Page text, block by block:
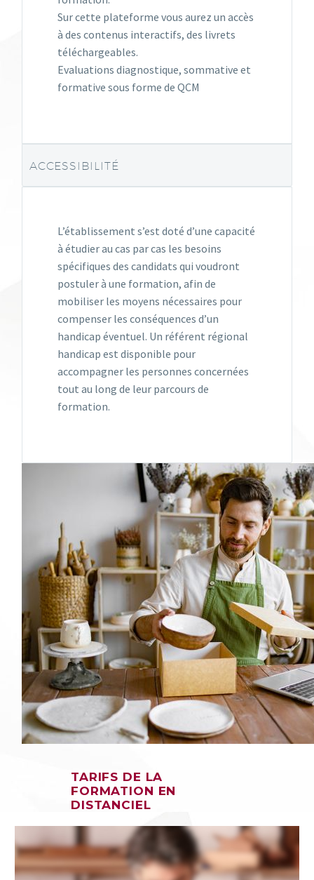
Sur cette plateforme vous aurez un accès
à des contenus interactifs, des livrets
téléchargeables.
Evaluations diagnostique, sommative et
formative sous forme de QCM
ACCESSIBILITÉ
L’établissement s’est doté d’une capacité
à étudier au cas par cas les besoins
spécifiques des candidats qui voudront
postuler à une formation, afin de
mobiliser les moyens nécessaires pour
compenser les conséquences d’un
handicap éventuel. Un référent régional
handicap est disponible pour
accompagner les personnes concernées
tout au long de leur parcours de
formation.
TARIFS DE LA
FORMATION EN
DISTANCIEL